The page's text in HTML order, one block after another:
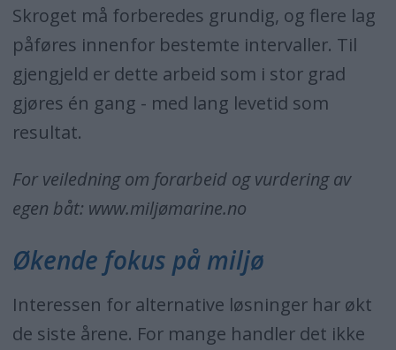
Skroget må forberedes grundig, og flere lag
påføres innenfor bestemte intervaller. Til
gjengjeld er dette arbeid som i stor grad
gjøres én gang - med lang levetid som
resultat.
For veiledning om forarbeid og vurdering av
egen båt: www.miljømarine.no
Økende fokus på miljø
Interessen for alternative løsninger har økt
de siste årene. For mange handler det ikke